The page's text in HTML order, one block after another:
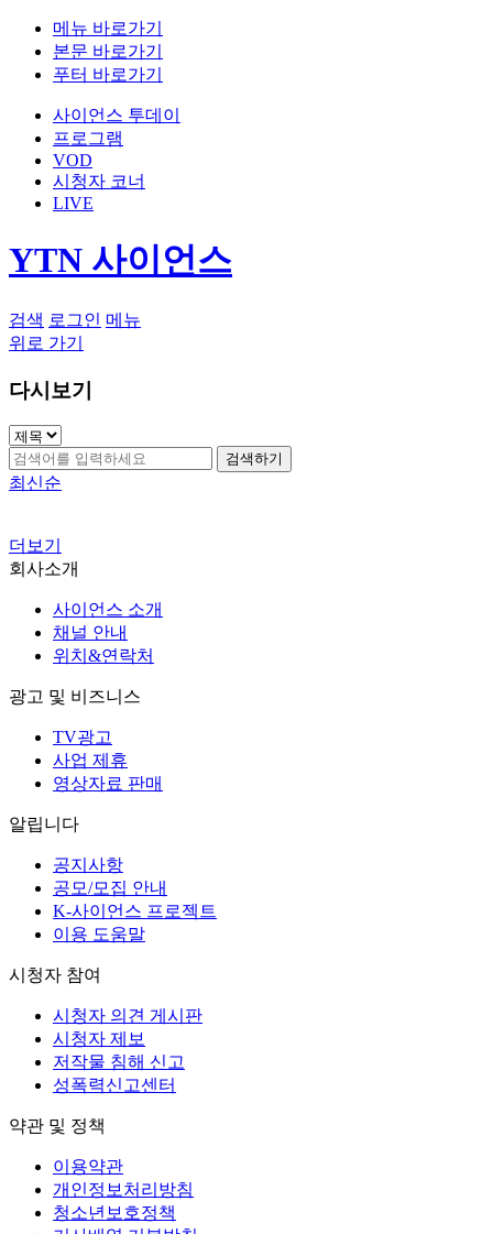
메뉴 바로가기
본문 바로가기
푸터 바로가기
사이언스 투데이
프로그램
VOD
시청자 코너
LIVE
YTN 사이언스
검색 로그인 메뉴
위로 가기
다시보기
검색하기
최신순
더보기
회사소개
사이언스 소개
채널 안내
위치&연락처
광고 및 비즈니스
TV광고
사업 제휴
영상자료 판매
알립니다
공지사항
공모/모집 안내
K-사이언스 프로젝트
이용 도움말
시청자 참여
시청자 의견 게시판
시청자 제보
저작물 침해 신고
성폭력신고센터
약관 및 정책
이용약관
개인정보처리방침
청소년보호정책